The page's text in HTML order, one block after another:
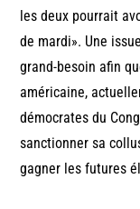
les deux pourrait
de mardi». Une
grand-besoin afin
américaine,
démocrates du
sanctionner sa
gagner les futures